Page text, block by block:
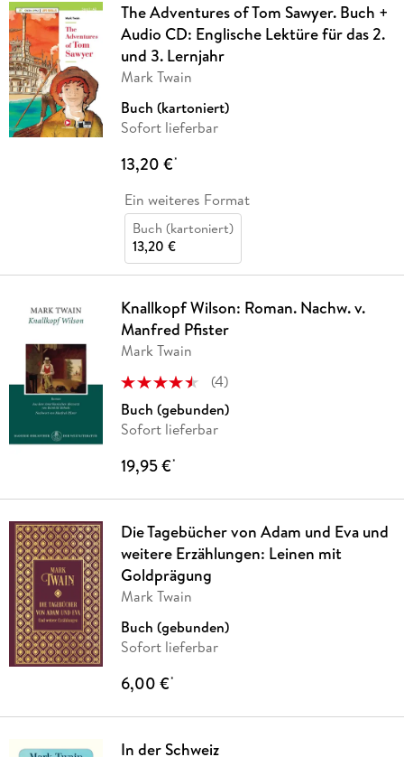
The Adventures of Tom Sawyer. Buch +
Audio CD: Englische Lektüre für das 2.
und 3. Lernjahr
Mark Twain
Buch (kartoniert)
Sofort lieferbar
13,20 €*
Ein weiteres Format
Buch (kartoniert)
13,20 €
Knallkopf Wilson: Roman. Nachw. v.
Manfred Pfister
Mark Twain
(4)
Buch (gebunden)
Sofort lieferbar
19,95 €*
Die Tagebücher von Adam und Eva und
weitere Erzählungen: Leinen mit
Goldprägung
Mark Twain
Buch (gebunden)
Sofort lieferbar
6,00 €*
In der Schweiz